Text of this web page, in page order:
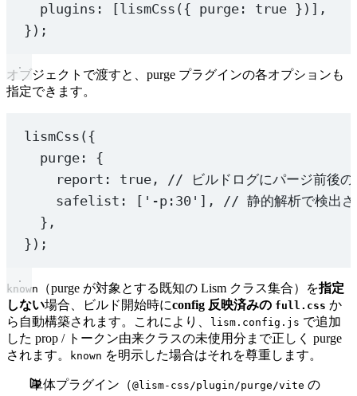
plugins: [lismCss ({ purge: true })],
});
オブジェクトで渡すと、purge プラグインの各オプションも
指定できます。
lismCss ({
purge: {
report: true,
// ビルドログにパージ前後の
safelist: [ '-p:30' ],
// 静的解析で検出さ
},
});
known （purge が対象とする既知の Lism クラス集合）を指定
しない場合、ビルド開始時にconfig 反映済みの full.css か
ら自動構築されます。これにより、
lism.config.js で追加
した prop / トークン由来クラスの未使用分まで正しく purge
されます。
known を明示した場合はそれを尊重します。
単体プラグイン（@lism-css/plugin/purge/vite の